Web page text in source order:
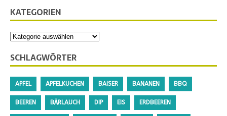
KATEGORIEN
SCHLAGWÖRTER
APFEL APFELKUCHEN BAISER BANANEN BBQ
BEEREN BÄRLAUCH DIP EIS ERDBEEREN